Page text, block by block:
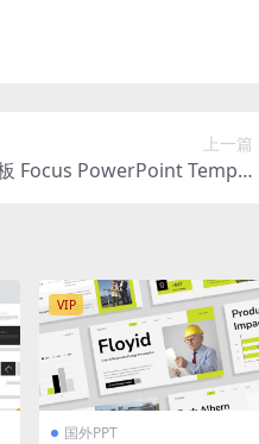
上一篇
Focus PowerPoint Templa
VIP
国外PPT